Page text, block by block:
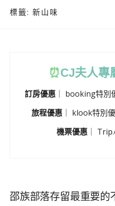
標籤: 新山味
⏰CJ夫人專
訂房優惠 booking特別
旅程優惠
klook特別
機票優惠
邵族部落存留最重要的